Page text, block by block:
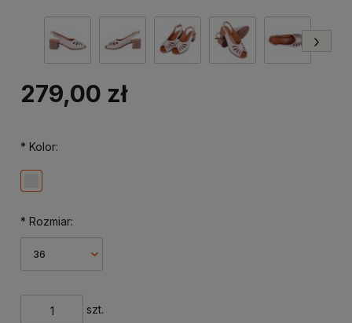
279,00 zł
* Kolor:
* Rozmiar:
szt.